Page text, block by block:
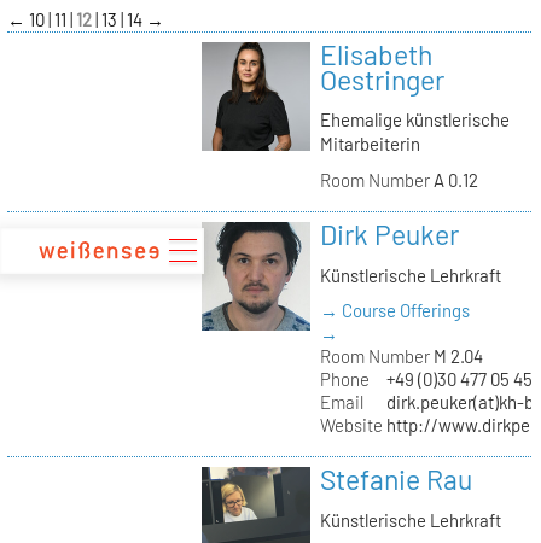
zum
Inhalt
← 10 11 12 13 14 →
Elisabeth
Oestringer
Ehemalige künstlerische
Mitarbeiterin
Room NumberA 0.12
Dirk Peuker
Künstlerische Lehrkraft
→ Course Offerings
→
Room NumberM 2.04
Phone
+49 (0)30 477 05
Email
dirk.peuker(at)kh-
Website http://
Stefanie Rau
Künstlerische Lehrkraft